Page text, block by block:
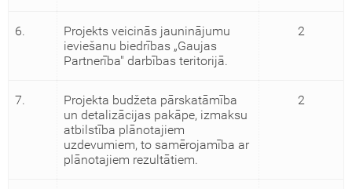
6.
Projekts veicinās jauninājumu
ieviešanu biedrības „Gaujas
Partnerība" darbības teritorijā.
2
7.
Projekta budžeta pārskatāmība
un detalizācijas pakāpe, izmaksu
atbilstība plānotajiem
uzdevumiem, to samērojamība ar
plānotajiem rezultātiem.
2